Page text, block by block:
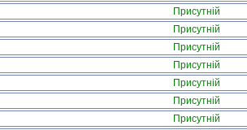
Присутній
Присутній
Присутній
Присутній
Присутній
Присутній
Присутній